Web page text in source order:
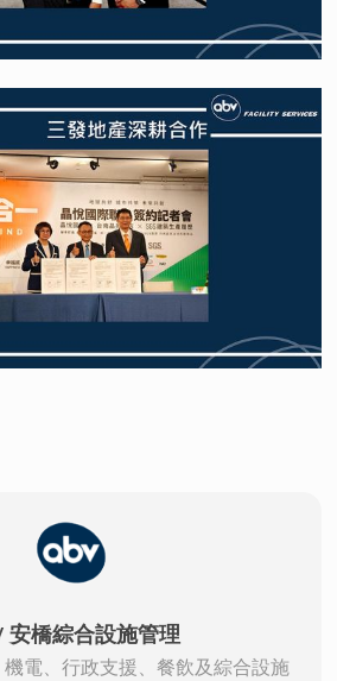
安橋綜合設施管理
電、行政支援、餐飲及綜合設施